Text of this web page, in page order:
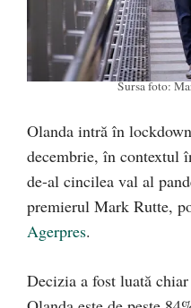
Sursa foto:
Olanda intră în
decembrie, în contextul
de-al cincilea val al
premierul Mark Rutte,
Agerpres.
Decizia a fost luată